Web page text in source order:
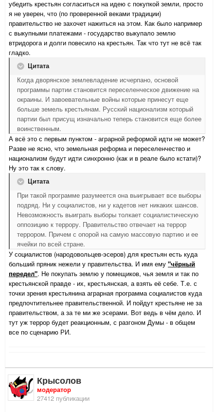
убедить крестьян согласиться на идею с покупкой земли, просто
я не уверен, что (по проверенной веками традиции)
правительство не захочет нажиться на этом. Как было например
с выкупными платежами - государство выкупало землю
втридорога и долги повесило на крестьян. Так что тут не всё так
гладко.
Цитата
Когда дворянское землевладение исчерпано, основой
программы партии становится переселенческое движение на
окраины. И завоевательные войны которые принесут еще
больше земель крестьянам. Русский национализм который
партии был присущ изначально теперь становится еще более
воинственным.
А всё это с первым пунктом - аграрной реформой идти не может?
Разве не ясно, что земельная реформа и переселенчество и
национализм будут идти синхронно (как и в реале было кстати)?
Ну это так к слову.
Цитата
При такой программе разумеется она выигрывает все выборы
подряд. Ни у социалистов, ни у кадетов нет никаких шансов.
Невозможность выиграть выборы толкает социалистическую
оппозицию к террору. Правительство отвечает на террор
террором. Причем с опорой на самую массовую партию и ее
ячейки по всей стране.
У социалистов (народовольцев-эсеров) для крестьян есть куда
больший пряник нежели у правительства. И имя ему "чёрный
передел". Не покупать землю у помещиков, чья земля и так по
крестьянской правде - их, крестьянская, а взять её себе. Т.е. с
точки зрения крестьянина аграрная программа социалистов куда
предпочтительнее правительственной. И пойдут крестьяне не за
правительством, а за те ми же эсерами. Вот ведь в чём дело. И
тут уж террор будет реакционным, с разгоном Думы - в общем
все по сценарию РИ.
Крысолов
модератор
27412 публикации